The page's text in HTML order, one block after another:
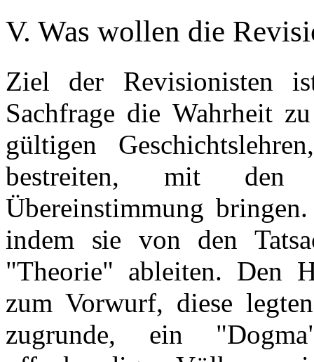
V. Was wollen die
Ziel der Revisionisten
Sachfrage die Wahrheit
gültigen
bestreiten, mit den
Übereinstimmung
indem sie von den
"Theorie" ableiten. Den
zum Vorwurf, diese
zugrunde, ein